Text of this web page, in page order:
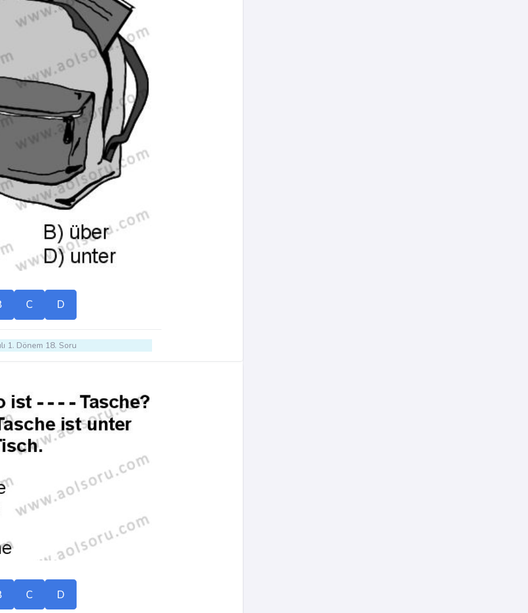
C D
1. Dönem 18. Soru
C D